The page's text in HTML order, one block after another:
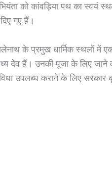
को कांवड़िया पथ का स्वयं
गए हैं।
के प्रमुख धार्मिक स्थलों में
देव हैं। उनकी पूजा के लिए जाने
उपलब्ध कराने के लिए